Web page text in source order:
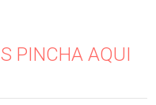
PINCHA AQUI